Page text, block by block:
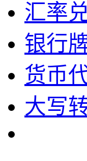
汇率
银行
货币
大写